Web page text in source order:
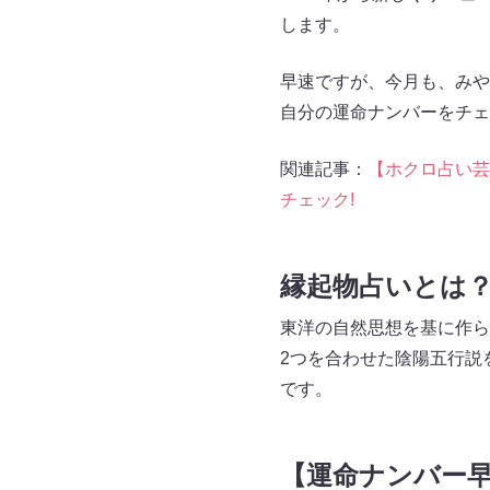
します。
早速ですが、今月も、み
自分の運命ナンバーをチ
関連記事：
【ホクロ占い
チェック!
縁起物占いとは
東洋の自然思想を基に作
2つを合わせた陰陽五行
です。
【運命ナンバー